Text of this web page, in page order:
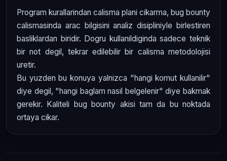
Program kurallarindan calisma plani cikarma, bug bounty
calismasinda arac bilgisini analiz disipliniyle birlestiren
basliklardan biridir. Dogru kullanildiginda sadece teknik
bir not degil, tekrar edilebilir bir calisma metodolojisi
uretir.
Bu yuzden bu konuya yalnizca "hangi komut kullanilir"
diye degil, "hangi baglam nasil belgelenir" diye bakmak
gerekir. Kaliteli bug bounty akisi tam da bu noktada
ortaya cikar.